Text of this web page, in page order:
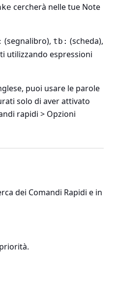
cercherà nelle tue Note
(segnalibro), tb: (scheda),
utilizzando espressioni
puoi usare le parole
solo di aver attivato
rapidi > Opzioni
dei Comandi Rapidi e in
.